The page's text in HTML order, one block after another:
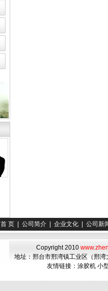
首 页| 公司简介| 企业文化| 公司新
Copyright 2010
地址：邢台市邢湾镇工业区（邢
友情链接： 涂胶机 小